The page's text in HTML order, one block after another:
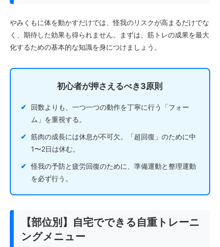
やみくもに体を動かすだけでは、怪我のリスクが高まるだけでな
く、期待した効果も得られません。まずは、筋トレの成果を最大
化するための基本的な知識を身につけましょう。
初心者が押さえるべき3原則
✔
回数よりも、一つ一つの動作を丁寧に行う「フォー
ム」を重視する。
✔ 筋肉の成長には休息が不可欠。「超回復」のために中
1〜2日は休む。
✔ 怪我の予防と疲労回復のために、準備運動と整理運動
を必ず行う。
【部位別】自宅でできる自重トレーニ
ングメニュー